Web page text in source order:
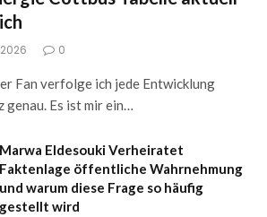
0
Fan verfolge ich jede Entwicklung
genau. Es ist mir ein…
Marwa Eldesouki Verheiratet
Faktenlage öffentliche Wahrnehmung
und warum diese Frage so häufig
gestellt wird